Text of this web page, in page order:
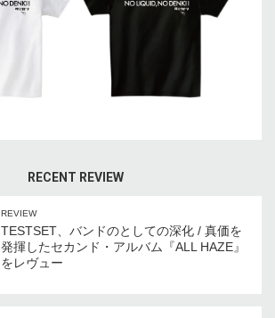
RECENT REVIEW
REVIEW
TESTSET、バンドのとしての深化 / 真価を
発揮したセカンド・アルバム『ALL HAZE』
をレヴュー